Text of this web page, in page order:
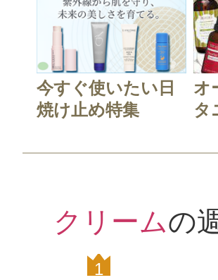
今すぐ使いたい日
焼け止め特集
オ
タ
クリームの
1